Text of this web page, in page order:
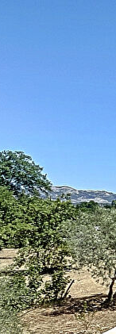
DE
vos valises
sur les
rénovée en
lumineuse pièce